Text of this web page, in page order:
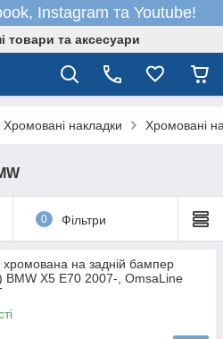
Instagram та Youtube!
товари та аксесуари
Хромовані накладки Хромовані
0 Фільтри
хромована на задній бампер
BMW X5 E70 2007-, OmsaLine